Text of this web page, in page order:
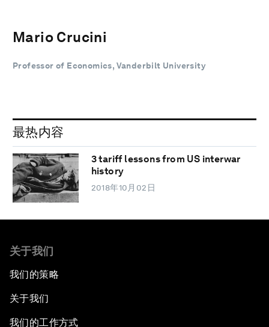
Mario Crucini
Professor of Economics, Vanderbilt University
最热内容
3 tariff lessons from US interwar
history
2018年10月02日
关于我们
我们的策略
关于我们
我们的工作方式